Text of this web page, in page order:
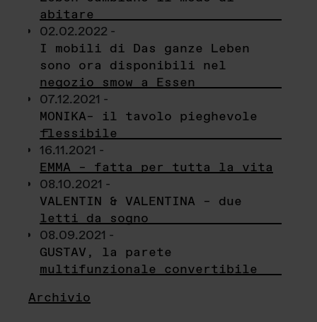
abitare
02.02.2022 -
I mobili di Das ganze Leben
sono ora disponibili nel
negozio smow a Essen
07.12.2021 -
MONIKA– il tavolo pieghevole
flessibile
16.11.2021 -
EMMA – fatta per tutta la vita
08.10.2021 -
VALENTIN & VALENTINA – due
letti da sogno
08.09.2021 -
GUSTAV, la parete
multifunzionale convertibile
Archivio